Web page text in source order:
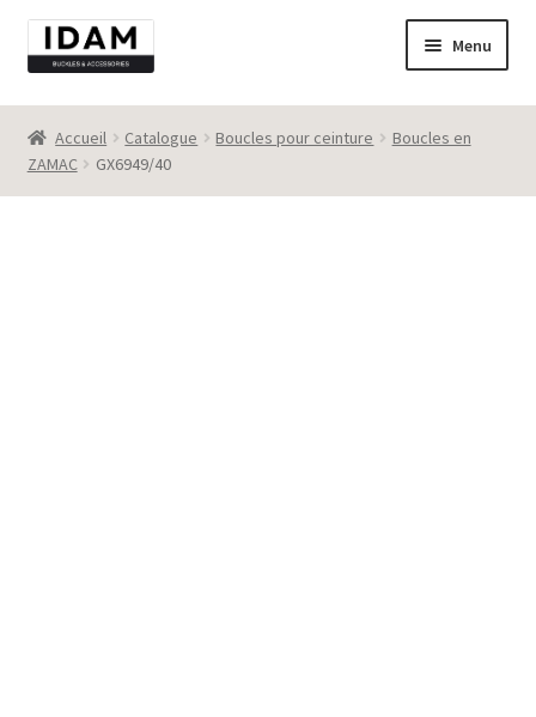
Aller
à
Aller
au
Menu
Catalogue
New
Accueil Catalogue Boucles pour ceinture
Boucles en
ZAMAC
GX6949/40